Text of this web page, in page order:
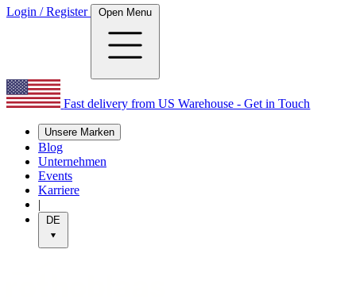
Login / Register Open Menu
Fast delivery from US Warehouse - Get in Touch
Unsere Marken
Blog
Unternehmen
Events
Karriere
|
DE